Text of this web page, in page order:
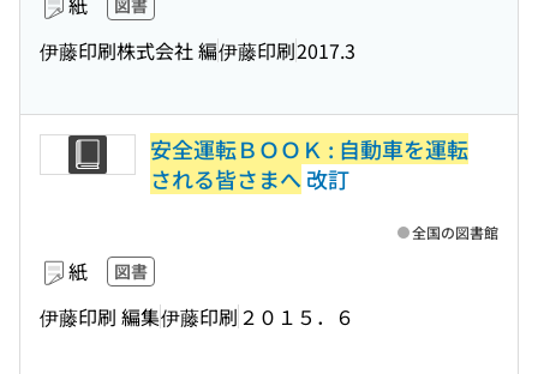
図書
伊藤印刷株式会社 編伊藤印刷2017.3
安全運転ＢＯＯＫ : 自動車を運転
される皆さまへ 改訂
紙 図書
伊藤印刷 編集伊藤印刷 ２０１５．６
全国の図書館